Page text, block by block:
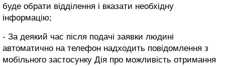
буде обрати відділення і вказати необхідну
інформацію;
- За деякий час після подачі заявки людині
автоматично на телефон надходить повідомлення з
мобільного застосунку Дія про можливість отримання